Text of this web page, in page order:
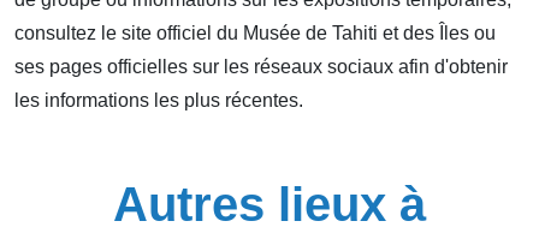
consultez le site officiel du Musée de Tahiti et des Îles ou
ses pages officielles sur les réseaux sociaux afin d'obtenir
les informations les plus récentes.
Autres lieux à